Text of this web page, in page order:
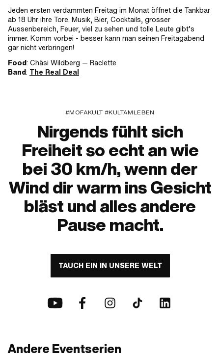
Jeden ersten verdammten Freitag im Monat öffnet die Tankbar
ab 18 Uhr ihre Tore. Musik, Bier, Cocktails, grosser
Aussenbereich, Feuer, viel zu sehen und tolle Leute gibt’s
immer. Komm vorbei - besser kann man seinen Freitagabend
gar nicht verbringen!
Food: Chäsi Wildberg — Raclette
Band: The Real Deal
#MOFAKULT #KULTAMLEBEN
Nirgends fühlt sich
Freiheit so echt an wie
bei 30 km/h, wenn der
Wind dir warm ins Gesicht
bläst und alles andere
Pause macht.
TAUCH EIN IN UNSERE WELT
Andere Eventserien